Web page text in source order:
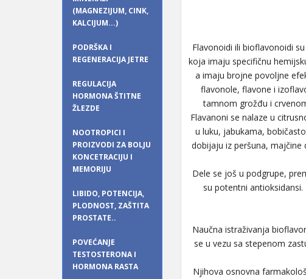
(MAGNEZIJUM, CINK,
KALCIJUM...)
PODRŠKA I
REGENERACIJA JETRE
REGULACIJA
HORMONA ŠTITNE
ŽLEZDE
NOOTROPICI I
PROIZVODI ZA BOLJU
KONCETRACIJU I
MEMORIJU
LIBIDO, POTENCIJA,
PLODNOST, ZAŠTITA
PROSTATE..
POVEĆANJE
TESTOSTERONA I
HORMONA RASTA
Flavonoidi ili bioflavonoidi
koja imaju specifičnu
a imaju brojne povoljne
flavonole, flavone i
tamnom grožđu i
Flavanoni se nalaze u
u luku, jabukama,
dobijaju iz peršuna, majčine
Dele se još u podgrupe,
su potentni
Naučna istraživanja
se u vezu sa stepenom
Njihova osnovna